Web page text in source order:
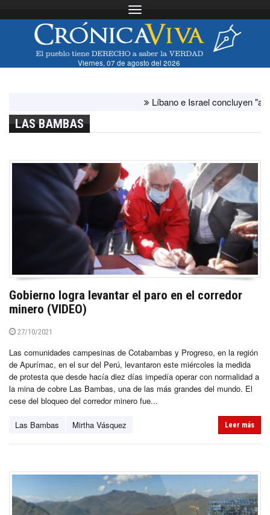
Toggle navigation
Viernes, 07 de agosto del 2026
Líbano e Israel concluyen "antes
LAS BAMBAS
Gobierno logra levantar el paro en el corredor
minero (VIDEO)
27/10/2021
Las comunidades campesinas de Cotabambas y Progreso, en la región
de Apurímac, en el sur del Perú, levantaron este miércoles la medida
de protesta que desde hacía diez días impedía operar con normalidad a
la mina de cobre Las Bambas, una de las más grandes del mundo. El
cese del bloqueo del corredor minero fue...
Las Bambas Mirtha Vásquez Leer más